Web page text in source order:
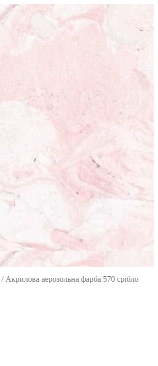
/ Акрилова аерозольна фарба 570 срібло